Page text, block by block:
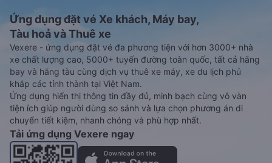
Ứng dụng đặt vé Xe khách, Máy bay,
Tàu hoả và Thuê xe
Vexere - ứng dụng đặt vé đa phương tiện với hơn 3000+ nhà
xe chất lượng cao, 5000+ tuyến đường toàn quốc, tất cả hãng
bay và hãng tàu cùng dịch vụ thuê xe máy, xe du lịch phủ
khắp các tỉnh thành tại Việt Nam.
Ứng dụng hiển thị thông tin đầy đủ, minh bạch cùng vô vàn
tiện ích giúp người dùng so sánh và lựa chọn phương án di
chuyển tiết kiệm, nhanh chóng và phù hợp nhất.
Tải ứng dụng Vexere ngay